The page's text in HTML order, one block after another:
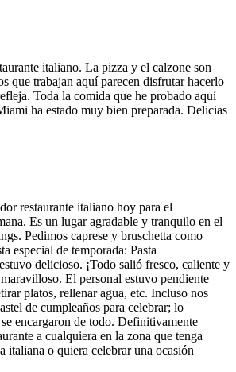
italiano. La pizza y el calzone son
que trabajan aquí parecen disfrutar hacerlo
Toda la comida que he probado aquí
ha estado muy bien preparada. Delicias
restaurante italiano hoy para el
Es un lugar agradable y tranquilo en el
Pedimos caprese y bruschetta como
especial de temporada: Pasta
delicioso. ¡Todo salió fresco, caliente y
El personal estuvo pendiente
platos, rellenar agua, etc. Incluso nos
de cumpleaños para celebrar; lo
encargaron de todo. Definitivamente
a cualquiera en la zona que tenga
italiana o quiera celebrar una ocasión